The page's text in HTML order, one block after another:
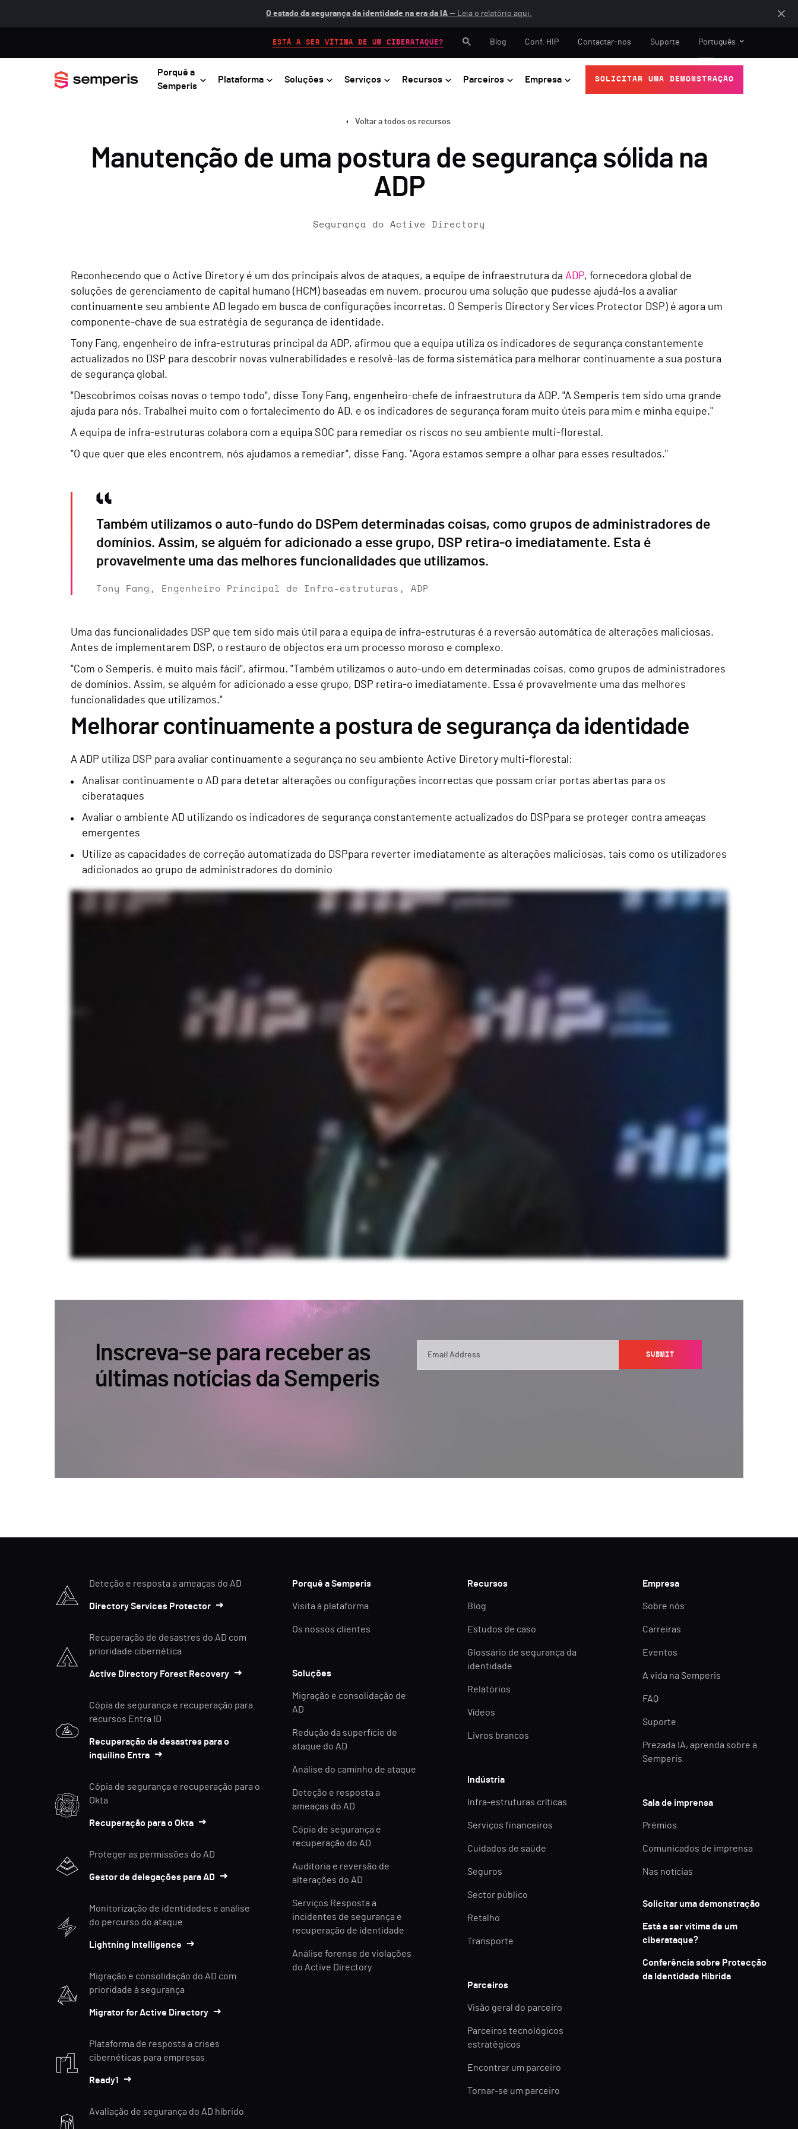
O estado da segurança da identidade na era da IA — Leia o relatório aqui.
Porquê a
Semperis
Plataforma Soluções Serviços Recursos Parceiros Empresa SOLICITAR UMA DEMONSTRAÇÃO
ESTÁ A SER VÍTIMA DE UM CIBERATAQUE? Blog Conf. HIP Contactar-nos Suporte Português
Voltar a todos os recursos
Manutenção de uma postura de segurança sólida na
ADP
Segurança do Active Directory
Reconhecendo que o Active Diretory é um dos principais alvos de ataques, a equipe de infraestrutura da ADP, fornecedora global de
soluções de gerenciamento de capital humano (HCM) baseadas em nuvem, procurou uma solução que pudesse ajudá-los a avaliar
continuamente seu ambiente AD legado em busca de configurações incorretas. O Semperis Directory Services Protector DSP) é agora um
componente-chave de sua estratégia de segurança de identidade.
Tony Fang, engenheiro de infra-estruturas principal da ADP, afirmou que a equipa utiliza os indicadores de segurança constantemente
actualizados no DSP para descobrir novas vulnerabilidades e resolvê-las de forma sistemática para melhorar continuamente a sua postura
de segurança global.
"Descobrimos coisas novas o tempo todo", disse Tony Fang, engenheiro-chefe de infraestrutura da ADP. "A Semperis tem sido uma grande
ajuda para nós. Trabalhei muito com o fortalecimento do AD, e os indicadores de segurança foram muito úteis para mim e minha equipe."
A equipa de infra-estruturas colabora com a equipa SOC para remediar os riscos no seu ambiente multi-florestal.
"O que quer que eles encontrem, nós ajudamos a remediar", disse Fang. "Agora estamos sempre a olhar para esses resultados."
Também utilizamos o auto-fundo do DSPem determinadas coisas, como grupos de administradores de
domínios. Assim, se alguém for adicionado a esse grupo, DSP retira-o imediatamente. Esta é
provavelmente uma das melhores funcionalidades que utilizamos.
Tony Fang, Engenheiro Principal de Infra-estruturas, ADP
Uma das funcionalidades DSP que tem sido mais útil para a equipa de infra-estruturas é a reversão automática de alterações maliciosas.
Antes de implementarem DSP, o restauro de objectos era um processo moroso e complexo.
"Com o Semperis, é muito mais fácil", afirmou. "Também utilizamos o auto-undo em determinadas coisas, como grupos de administradores
de domínios. Assim, se alguém for adicionado a esse grupo, DSP retira-o imediatamente. Essa é provavelmente uma das melhores
funcionalidades que utilizamos."
Melhorar continuamente a postura de segurança da identidade
A ADP utiliza DSP para avaliar continuamente a segurança no seu ambiente Active Diretory multi-florestal:
Analisar continuamente o AD para detetar alterações ou configurações incorrectas que possam criar portas abertas para os
ciberataques
Avaliar o ambiente AD utilizando os indicadores de segurança constantemente actualizados do DSPpara se proteger contra ameaças
emergentes
Utilize as capacidades de correção automatizada do DSPpara reverter imediatamente as alterações maliciosas, tais como os utilizadores
adicionados ao grupo de administradores do domínio
Orador: Tony Fang, Engenheiro de Infraestrutura Principal da ADP Sou um engenheiro de infraestrutura principal. Trabalho principalmente com o Active Diretory, um pouco de Entra ID e muito SSO. Quando entrei, o Active Diretory estava connosco há 20 anos. Eu era novo no assunto, por isso é um daqueles desafios em que estamos a tentar remendar tudo e a procurar. Estamos sempre a descobrir coisas novas. Por isso, é sempre bom ter ajuda... sabe, software. O Semperis tem sido uma
Inscreva-se para receber as
últimas notícias da Semperis
SUBMIT
Deteção e resposta a ameaças do AD
Directory Services Protector
Recuperação de desastres do AD com
prioridade cibernética
Active Directory Forest Recovery
Cópia de segurança e recuperação para
recursos Entra ID
Recuperação de desastres para o
inquilino Entra
Cópia de segurança e recuperação para o
Okta
Recuperação para o Okta
Proteger as permissões do AD
Gestor de delegações para AD
Monitorização de identidades e análise
do percurso do ataque
Lightning Intelligence
Migração e consolidação do AD com
prioridade à segurança
Migrator for Active Directory
Plataforma de resposta a crises
cibernéticas para empresas
Ready1
Avaliação de segurança do AD híbrido
Porquê a Semperis
Visita à plataforma
Os nossos clientes
Soluções
Migração e consolidação de
AD
Redução da superfície de
ataque do AD
Análise do caminho de ataque
Deteção e resposta a
ameaças do AD
Cópia de segurança e
recuperação do AD
Auditoria e reversão de
alterações do AD
Serviços Resposta a
incidentes de segurança e
recuperação de identidade
Análise forense de violações
do Active Directory
Recursos
Blog
Estudos de caso
Glossário de segurança da
identidade
Relatórios
Vídeos
Livros brancos
Indústria
Infra-estruturas críticas
Serviços financeiros
Cuidados de saúde
Seguros
Sector público
Retalho
Transporte
Parceiros
Visão geral do parceiro
Parceiros tecnológicos
estratégicos
Encontrar um parceiro
Tornar-se um parceiro
Empresa
Sobre nós
Carreiras
Eventos
A vida na Semperis
FAQ
Suporte
Prezada IA, aprenda sobre a
Semperis
Sala de imprensa
Prémios
Comunicados de imprensa
Nas notícias
Solicitar uma demonstração
Está a ser vítima de um
ciberataque?
Conferência sobre Protecção
da Identidade Híbrida